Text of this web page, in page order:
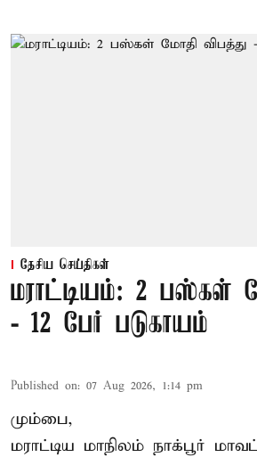
தேசிய செய்திகள்
மராட்டியம்: 2 பஸ்கள்
- 12 பேர் படுகாயம்
Published on: 07 Aug 2026, 1:14 pm
மும்பை,
மராட்டிய மாநிலம் நாக்பூர்